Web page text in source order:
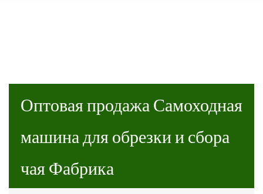
Оптовая продажа Самоходная
машина для обрезки и сбора
чая Фабрика